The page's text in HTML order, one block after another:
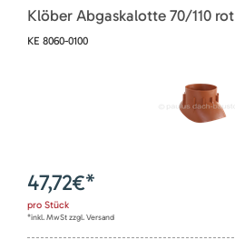
Klöber Abgaskalotte 70/110 rot
KE 8060-0100
47,72€*
pro Stück
*inkl. MwSt zzgl. Versand